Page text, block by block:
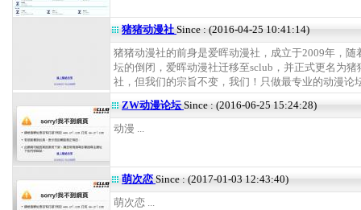
猪猪动漫社Since : (2016-04-25 10:41:14)
猪猪动漫社的前身是爱晖动漫社，成立于2009年，随
坛的倒闭，爱晖动漫社迁移至sclub，并正式更名为猪
社，但我们的宗旨不变，我们！只做最专业的动漫论
ZW动漫论坛Since : (2016-06-25 15:24:28)
动漫 ...
萌次恋Since : (2017-01-03 12:43:40)
萌次恋 ...